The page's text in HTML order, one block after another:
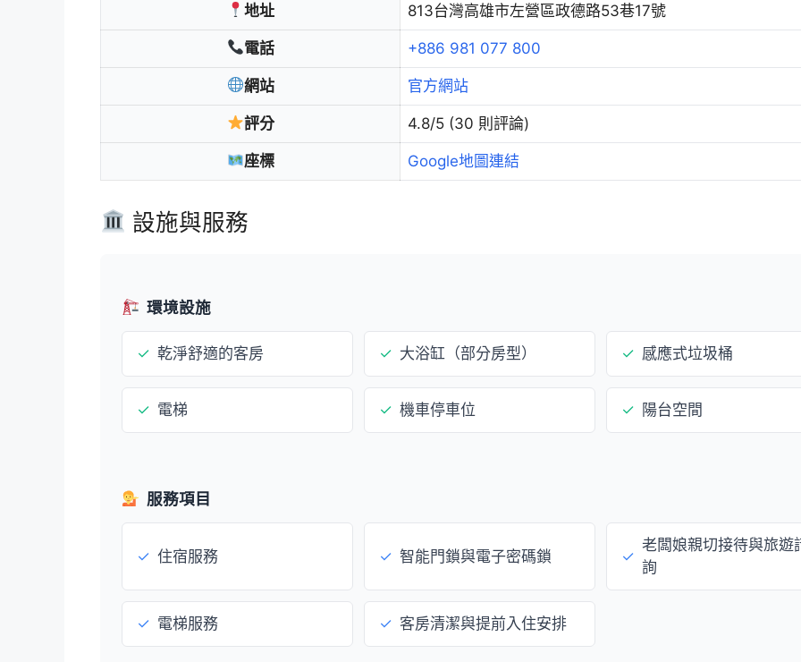
地址 813台灣高雄市左營區政德路53巷17號
電話 +886 981 077 800
網站 官方網站
評分 4.8/5 (30 則評論)
座標 Google地圖連結
設施與服務
環境設施
✓ 乾淨舒適的客房 ✓ 大浴缸（部分房型） ✓ 感應式垃圾桶
✓ 電梯 ✓ 機車停車位 ✓ 陽台空間
服務項目
✓ 住宿服務 ✓ 智能門鎖與電子密碼鎖 ✓
老闆娘親切接待與旅遊
詢
✓ 電梯服務 ✓ 客房清潔與提前入住安排